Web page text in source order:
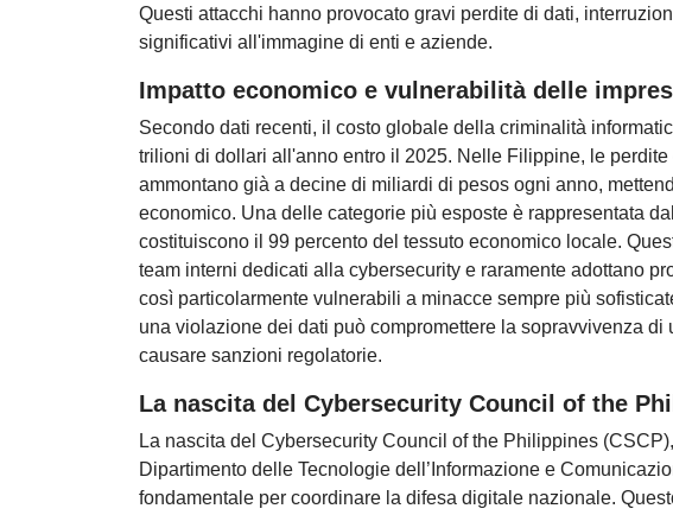
Questi attacchi hanno provocato gravi perdite di dati,
significativi all'immagine di enti e aziende.
Impatto economico e vulnerabilità delle
Secondo dati recenti, il costo globale della criminalità
trilioni di dollari all'anno entro il 2025. Nelle Filippine, le
ammontano già a decine di miliardi di pesos ogni anno,
economico. Una delle categorie più esposte è rappresentata
costituiscono il 99 percento del tessuto economico locale.
team interni dedicati alla cybersecurity e raramente adottano
così particolarmente vulnerabili a minacce sempre più
una violazione dei dati può compromettere la sopravvivenza
causare sanzioni regolatorie.
La nascita del Cybersecurity Council of the
La nascita del Cybersecurity Council of the Philippines
Dipartimento delle Tecnologie dell’Informazione e
fondamentale per coordinare la difesa digitale nazionale.